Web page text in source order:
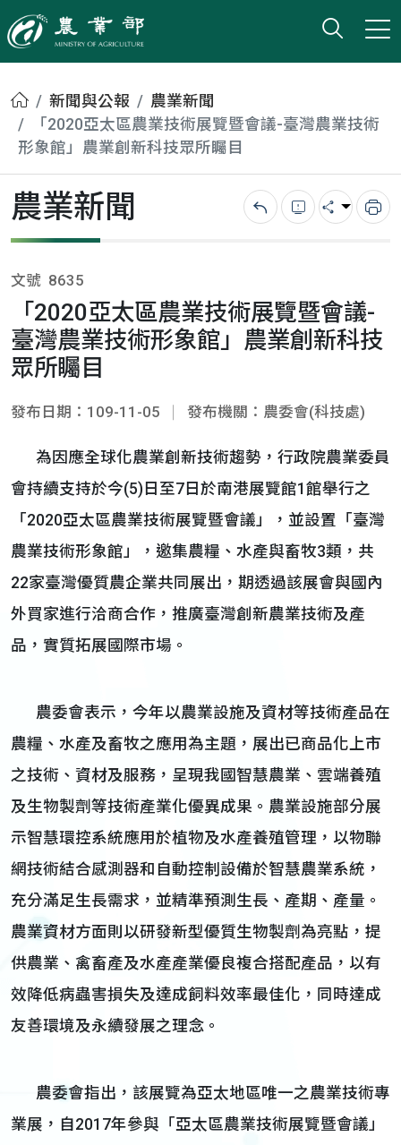
農業部
打開
小版
首頁新聞與公報
農業新聞
「2020亞太區農業技術展覽暨會議-臺灣農業技術
形象館」農業創新科技眾所矚目
農業新聞 回上一頁錯誤回報
分享 列
文號 8635
「2020亞太區農業技術展覽暨會議-
臺灣農業技術形象館」農業創新科技
眾所矚目
發布日期：109-11-05 發布機關：農委會(科技處)
為因應全球化農業創新技術趨勢，行政院農業委員
會持續支持於今(5)日至7日於南港展覽館1館舉行之
「2020亞太區農業技術展覽暨會議」，並設置「臺灣
農業技術形象館」，邀集農糧、水產與畜牧3類，共
22家臺灣優質農企業共同展出，期透過該展會與國內
外買家進行洽商合作，推廣臺灣創新農業技術及產
品，實質拓展國際市場。
農委會表示，今年以農業設施及資材等技術產品在
農糧、水產及畜牧之應用為主題，展出已商品化上市
之技術、資材及服務，呈現我國智慧農業、雲端養殖
及生物製劑等技術產業化優異成果。農業設施部分展
示智慧環控系統應用於植物及水產養殖管理，以物聯
網技術結合感測器和自動控制設備於智慧農業系統，
充分滿足生長需求，並精準預測生長、產期、產量。
農業資材方面則以研發新型優質生物製劑為亮點，提
供農業、禽畜產及水產產業優良複合搭配產品，以有
效降低病蟲害損失及達成飼料效率最佳化，同時達成
友善環境及永續發展之理念。
農委會指出，該展覽為亞太地區唯一之農業技術專
業展，自2017年參與「亞太區農業技術展覽暨會議」